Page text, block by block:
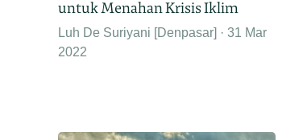
untuk Menahan Krisis Iklim
Luh De Suriyani [Denpasar]
31 Mar
2022